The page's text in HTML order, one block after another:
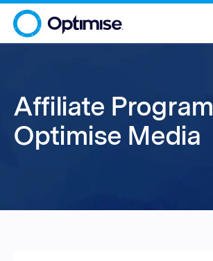
Affiliate Program |
Optimise Media